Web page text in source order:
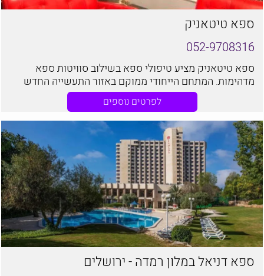
ספא טיטאניק
052-9708316
ספא טיטאניק מציע טיפולי ספא בשילוב סוויטות ספא
מדהימות. המתחם הייחודי ממוקם באזור התעשייה החדש
של ראשון לציון, מיקום נוח ופרטי
לפרטים נוספים
ספא דניאל במלון רמדה - ירושלים